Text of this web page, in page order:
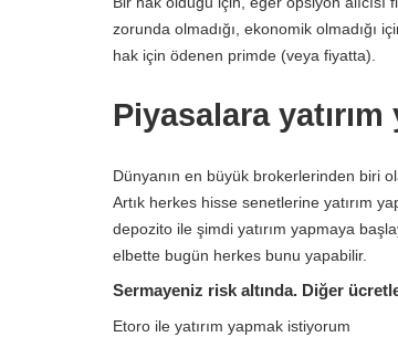
zorunda olmadığı, ekonomik olmadığı
hak için ödenen primde (veya fiyatta).
Piyasalara yatırım
Dünyanın en büyük brokerlerinden biri
Artık herkes hisse senetlerine yatırım
depozito ile şimdi yatırım yapmaya
elbette bugün herkes bunu yapabilir.
Sermayeniz risk altında. Diğer
Etoro ile yatırım yapmak istiyorum